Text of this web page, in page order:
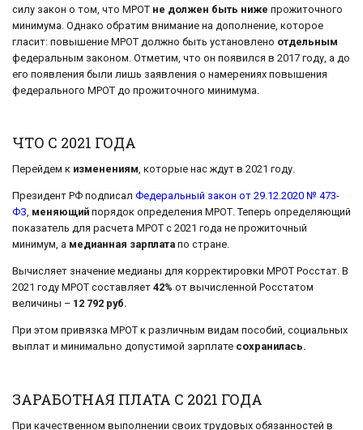
силу закон о том, что МРОТ не должен быть ниже прожиточного
минимума. Однако обратим внимание на дополнение, которое
гласит: повышение МРОТ должно быть установлено отдельным
федеральным законом. Отметим, что он появился в 2017 году, а до
его появления были лишь заявления о намерениях повышения
федерального МРОТ до прожиточного минимума.
ЧТО С 2021 ГОДА
Перейдем к изменениям, которые нас ждут в 2021 году.
Президент РФ подписал Федеральный закон от 29.12.2020 № 473-
ФЗ, меняющий порядок определения МРОТ. Теперь определяющий
показатель для расчета МРОТ с 2021 года не прожиточный
минимум, а медианная зарплата по стране.
Вычисляет значение медианы для корректировки МРОТ Росстат. В
2021 году МРОТ составляет 42% от вычисленной Росстатом
величины – 12 792 руб.
При этом привязка МРОТ к различным видам пособий, социальных
выплат и минимально допустимой зарплате сохранилась.
ЗАРАБОТНАЯ ПЛАТА С 2021 ГОДА
При качественном выполнении своих трудовых обязанностей в